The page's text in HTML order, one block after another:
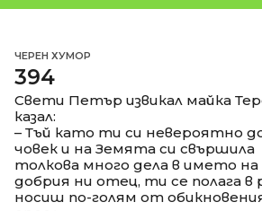
ЧЕРЕН ХУМОР
394
Свети Петър извикал майка
казал:
– Тъй като ти си невероятно
човек и на Земята си свършила
толкова много дела в името на
добрия ни отец, ти се полага в
носиш по-голям от